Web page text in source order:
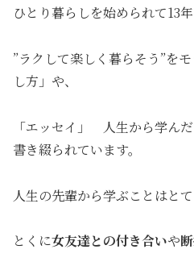
ひとり暮らしを始められて13年
”ラクして楽しく暮らそう”を
し方」や、
「エッセイ」 人生から学ん
書き綴られています。
人生の先輩から学ぶことはとて
とくに女友達との付き合いや